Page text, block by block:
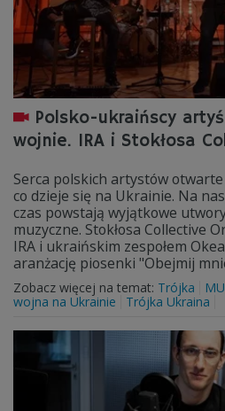
Polsko-ukraińscy
wojnie. IRA i Stokłosa
Serca polskich artystów
co dzieje się na Ukrainie. Na
czas powstają wyjątkowe
muzyczne. Stokłosa Collective
IRA i ukraińskim zespołem
aranżację piosenki "Obejmij
Zobacz więcej na temat: Trójka
wojna na Ukrainie
Trójka Ukraina